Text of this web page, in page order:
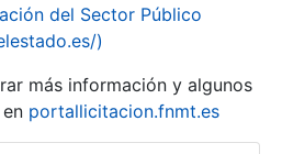
del Sector Público
)
más información y algunos
portallicitacion.fnmt.es